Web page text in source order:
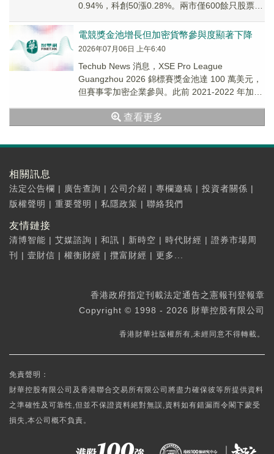
0.94%，科創50漲0.28%。兩市僅600餘只股票飄
電競獎金池增長但加密貨幣參與度顯著下降
2026年07月06日 上午6:40
Techub News 消息，XSE Pro League
Guangzhou 2026 錦標賽獎金池達 100 萬美元，
但賽事零加密企業參與。此前 2021-2022 年加密
查看更多
相關訊息
法定公告欄 | 廣告查詢 | 公司介紹 | 專欄邀稿 | 投資者關係 |
版權聲明 | 重要聲明 | 私隱政策 | 聯絡我們
友情鏈接
清博智能 | 艾媒諮詢 | 和訊 | 新時空 | 時代財經 | 證券市場周
刊
| 壹財信 | 權衡財經 | 攬富財經 | 更多...
香港政府指定刊載法定通告之憲報刊登報章
Copyright © 1998 - 2026 財華控股有限公司
香港財華社版權所有,未經同意不得轉載。
免責聲明：
財華控股有限公司及香港聯合交易所有限公司將盡力確保彼等所提供資料
之準確性及可靠性,但並不保證資料絕對無誤,資料如有錯漏而令閣下蒙受
損失,本公司概不負責。